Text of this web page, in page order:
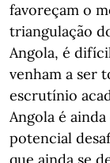
favoreçam o
triangulação
Angola, é
venham a ser
escrutínio
Angola é
potencial